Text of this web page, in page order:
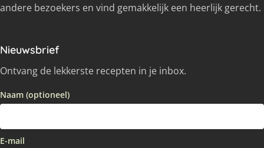
andere bezoekers en vind gemakkelijk een heerlijk gerecht.
Nieuwsbrief
Ontvang de lekkerste recepten in je inbox.
Naam (optioneel)
E-mail